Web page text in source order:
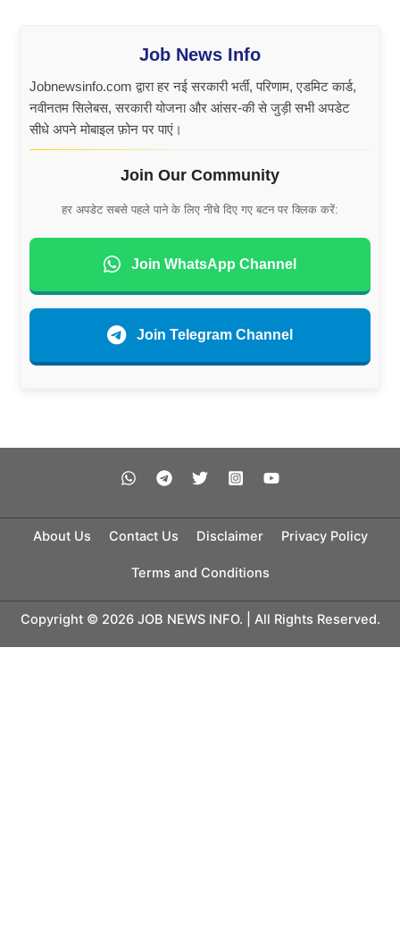
Job News Info
Jobnewsinfo.com द्वारा हर नई सरकारी भर्ती, परिणाम, एडमिट कार्ड,
नवीनतम सिलेबस, सरकारी योजना और आंसर-की से जुड़ी सभी अपडेट
सीधे अपने मोबाइल फ़ोन पर पाएं।
Join Our Community
हर अपडेट सबसे पहले पाने के लिए नीचे दिए गए बटन पर क्लिक करें:
Join WhatsApp Channel
Join Telegram Channel
About Us Contact Us Disclaimer Privacy Policy
Terms and Conditions
Copyright © 2026 JOB NEWS INFO. | All Rights Reserved.